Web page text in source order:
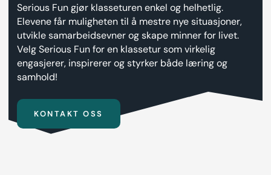
Serious Fun gjør klasseturen enkel og helhetlig.
Elevene får muligheten til å mestre nye situasjoner,
utvikle samarbeidsevner og skape minner for livet.
Velg Serious Fun for en klassetur som virkelig
engasjerer, inspirerer og styrker både læring og
samhold!
KONTAKT OSS